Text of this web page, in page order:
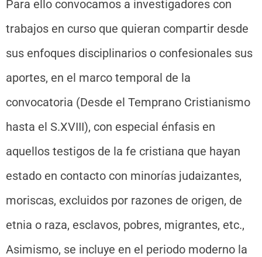
Para ello convocamos a investigadores con
trabajos en curso que quieran compartir desde
sus enfoques disciplinarios o confesionales sus
aportes, en el marco temporal de la
convocatoria (Desde el Temprano Cristianismo
hasta el S.XVIII), con especial énfasis en
aquellos testigos de la fe cristiana que hayan
estado en contacto con minorías judaizantes,
moriscas, excluidos por razones de origen, de
etnia o raza, esclavos, pobres, migrantes, etc.,
Asimismo, se incluye en el periodo moderno la